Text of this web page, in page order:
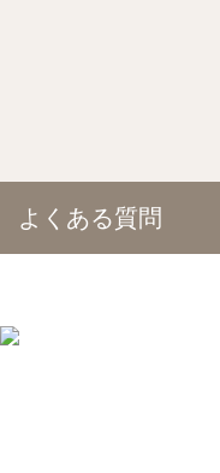
よくある質問